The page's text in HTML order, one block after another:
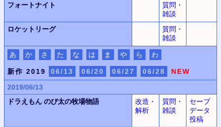
フォートナイト
質問・
雑談
ロケットリーグ
質問・
雑談
あ か さ た な は ま や ら わ
新作 2019 06/13 06/20 06/27 06/28
NEW
2019/06/13
ドラえもん のび太の牧場物語
改造・
解析
質問・
雑談
セーブ
データ
投稿